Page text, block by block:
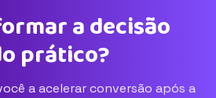
a decisão
prático?
a acelerar conversão após a